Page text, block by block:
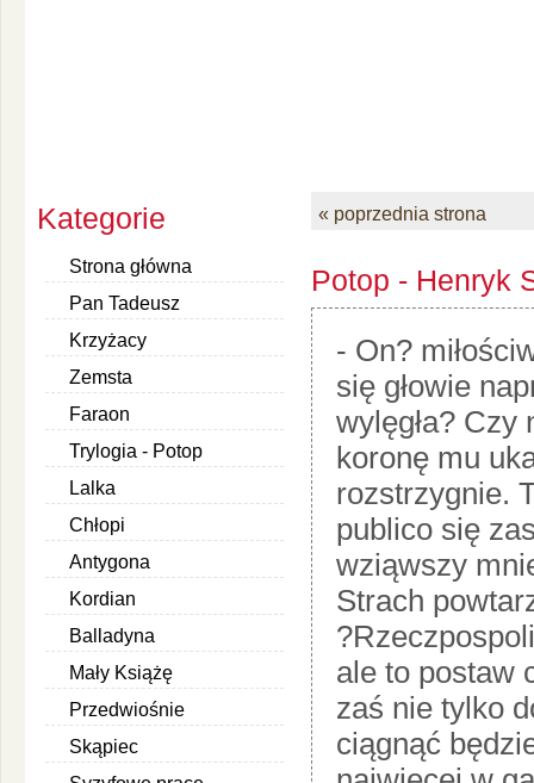
Kategorie
Strona główna
Pan Tadeusz
Krzyżacy
Zemsta
Faraon
Trylogia - Potop
Lalka
Chłopi
Antygona
Kordian
Balladyna
Mały Książę
Przedwiośnie
Skąpiec
« poprzednia strona
Potop - Henryk
- On?
się głowie
wylęgła? Czy
koronę mu
rozstrzygnie.
publico się
wziąwszy
Strach
ale to postaw
zaś nie tylko
ciągnąć